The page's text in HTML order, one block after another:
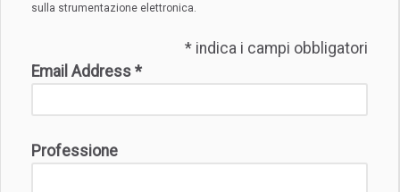
sulla strumentazione elettronica.
* indica i campi obbligatori
Email Address *
Professione